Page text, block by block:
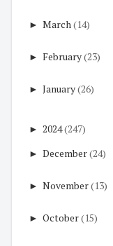
► March(14)
► February(23)
► January(26)
► 2024(247)
► December(24)
► November(13)
► October(15)